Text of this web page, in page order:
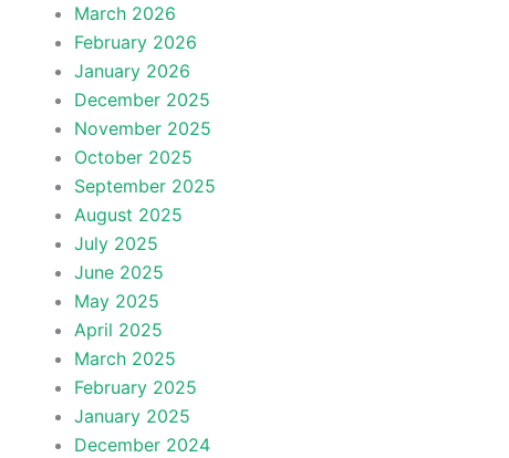
March 2026
February 2026
January 2026
December 2025
November 2025
October 2025
September 2025
August 2025
July 2025
June 2025
May 2025
April 2025
March 2025
February 2025
January 2025
December 2024